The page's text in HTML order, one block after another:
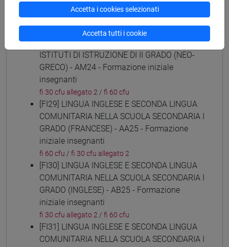
(ARABO) - AL24 - Formazione iniziale
insegnanti
fi 30 cfu allegato 2/fi 60 cfu
[FI28] LINGUE E CULTURE STRANIERE NEGLI
ISTITUTI DI ISTRUZIONE DI II GRADO (NEO-
GRECO) - AM24 - Formazione iniziale
insegnanti
fi 30 cfu allegato 2 / fi 60 cfu
[FI29] LINGUA INGLESE E SECONDA LINGUA
COMUNITARIA NELLA SCUOLA SECONDARIA I
GRADO (FRANCESE) - AA25 - Formazione
iniziale insegnanti
fi 60 cfu / fi 30 cfu allegato 2
[FI30] LINGUA INGLESE E SECONDA LINGUA
COMUNITARIA NELLA SCUOLA SECONDARIA I
GRADO (INGLESE) - AB25 - Formazione
iniziale insegnanti
fi 30 cfu allegato 2 / fi 60 cfu
[FI31] LINGUA INGLESE E SECONDA LINGUA
COMUNITARIA NELLA SCUOLA SECONDARIA I
Accetta i cookies selezionati
Accetta tutti i cookie